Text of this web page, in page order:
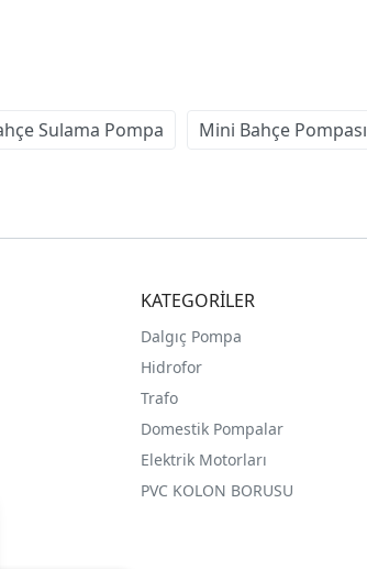
Sulama Pompa Mini Bahçe Pompası
KATEGORİLER
Dalgıç Pompa
Hidrofor
Trafo
Domestik Pompalar
Elektrik Motorları
PVC KOLON BORUSU